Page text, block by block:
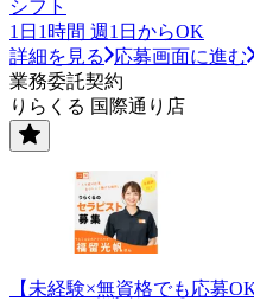
シフト
1日1時間 週1日からOK
詳細を見る
応募画面に進む
業務委託契約
りらくる 国際通り店
【未経験×無資格でも応募